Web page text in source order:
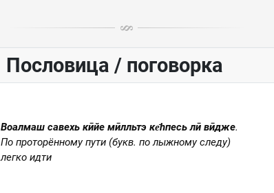
Пословица / поговорка
Воалмаш савехь кӣйе мӣлльтэ ке̄һпесь лӣ вӣдже.
По проторённому пути (букв. по лыжному следу)
легко идти